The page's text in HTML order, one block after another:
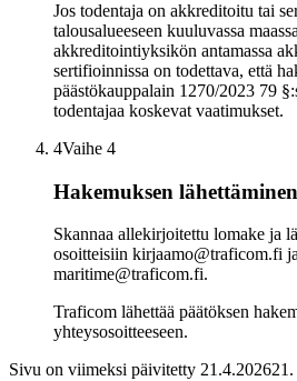
Jos todentaja on akkreditoitu tai
talousalueeseen kuuluvassa
akkreditointiyksikön antamassa
sertifioinnissa on todettava, että
päästökauppalain 1270/2023 79
todentajaa koskevat vaatimukset.
4Vaihe 4
Hakemuksen lähettäminen
Skannaa allekirjoitettu lomake ja
osoitteisiin kirjaamo@traficom.fi
maritime@traficom.fi.
Traficom lähettää päätöksen
yhteysosoitteeseen.
Sivu on viimeksi päivitetty 21.4.202621.